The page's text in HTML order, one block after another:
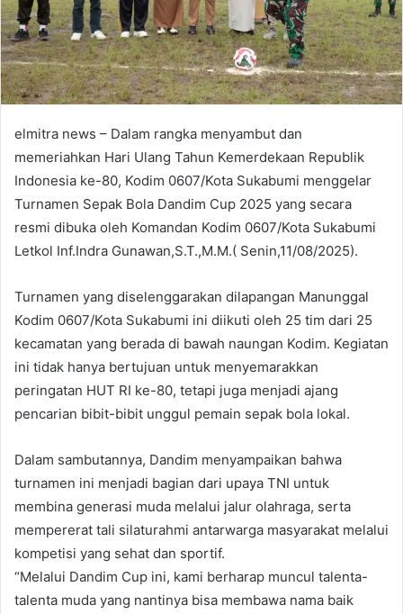
elmitra news – Dalam rangka menyambut dan
memeriahkan Hari Ulang Tahun Kemerdekaan Republik
Indonesia ke-80, Kodim 0607/Kota Sukabumi menggelar
Turnamen Sepak Bola Dandim Cup 2025 yang secara
resmi dibuka oleh Komandan Kodim 0607/Kota Sukabumi
Letkol Inf.Indra Gunawan,S.T.,M.M.( Senin,11/08/2025).
Turnamen yang diselenggarakan dilapangan Manunggal
Kodim 0607/Kota Sukabumi ini diikuti oleh 25 tim dari 25
kecamatan yang berada di bawah naungan Kodim. Kegiatan
ini tidak hanya bertujuan untuk menyemarakkan
peringatan HUT RI ke-80, tetapi juga menjadi ajang
pencarian bibit-bibit unggul pemain sepak bola lokal.
Dalam sambutannya, Dandim menyampaikan bahwa
turnamen ini menjadi bagian dari upaya TNI untuk
membina generasi muda melalui jalur olahraga, serta
mempererat tali silaturahmi antarwarga masyarakat melalui
kompetisi yang sehat dan sportif.
“Melalui Dandim Cup ini, kami berharap muncul talenta-
talenta muda yang nantinya bisa membawa nama baik